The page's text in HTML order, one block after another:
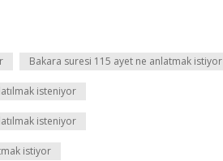
Bakara suresi 115 ayet ne anlatmak istiyor
isteniyor
isteniyor
istiyor